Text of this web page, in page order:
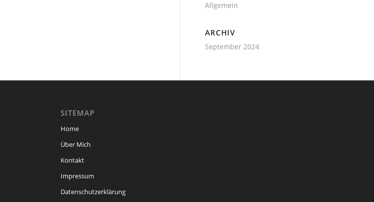
Allgemein
ARCHIV
September 2024
SITEMAP
Home
Über Mich
Kontakt
Impressum
Datenschutzerklärung